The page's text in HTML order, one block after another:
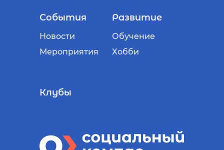
События
Новости
Мероприятия
Развитие
Обучение
Хобби
Клубы